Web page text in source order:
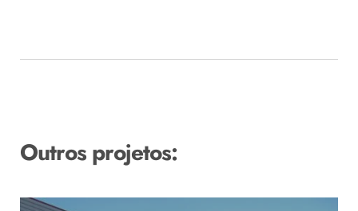
Outros projetos: